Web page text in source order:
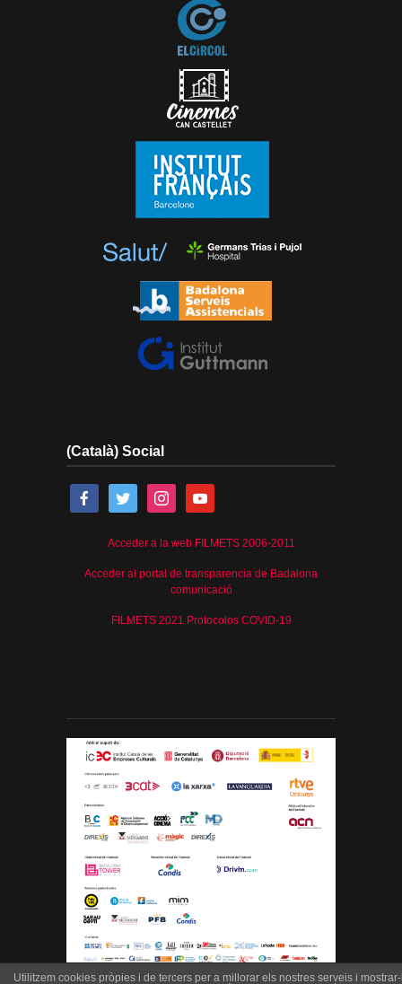
(Català) Social
Acceder a la web FILMETS 2006-2011
Acceder al portal de transparencia de Badalona
comunicació
FILMETS 2021 Protocolos COVID-19
Utilitzem cookies pròpies i de tercers per a millorar els nostres serveis i